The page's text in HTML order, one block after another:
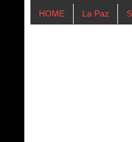
HOME La Paz